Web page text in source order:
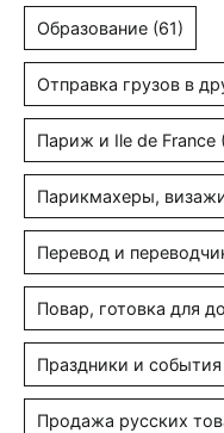
Образование (61)
Отправка грузов в
Париж и Ile de France
Парикмахеры,
Перевод и
Повар, готовка для
Праздники и события
Продажа русских